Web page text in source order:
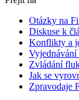
Otázky na
Diskuse k
Konflikty a
Vyjednávání
Zvládání
Jak se
Zpravodaje